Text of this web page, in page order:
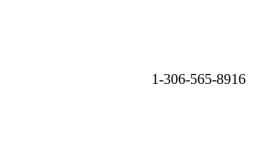
1-306-565-8916